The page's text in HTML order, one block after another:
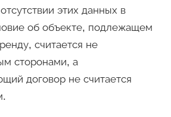
этих данных в
об объекте, подлежащем
считается не
сторонами, а
договор не считается